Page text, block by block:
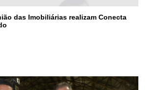
das Imobiliárias realizam Conecta